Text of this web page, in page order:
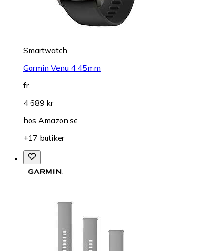
Smartwatch
Garmin Venu 4 45mm
fr.
4 689 kr
hos Amazon.se
+17 butiker